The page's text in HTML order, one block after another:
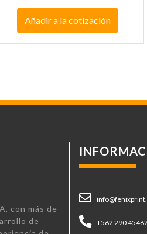
Añadir a la cotización
con más de
de
+562 290 45462